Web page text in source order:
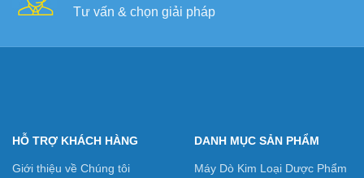
Tư vấn & chọn giải pháp
HỖ TRỢ KHÁCH HÀNG
Giới thiệu về Chúng tôi
DANH MỤC SẢN PHẨM
Máy Dò Kim Loại Dược Phẩm